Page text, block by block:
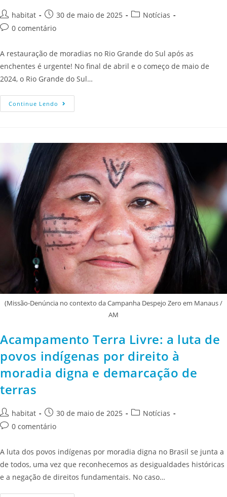
habitat 30 de maio de 2025
Notícias
0 comentário
A restauração de moradias no Rio Grande do Sul após as
enchentes é urgente! No final de abril e o começo de maio de
2024, o Rio Grande do Sul…
Continue Lendo
(Missão-Denúncia no contexto da Campanha Despejo Zero em Manaus /
AM
Acampamento Terra Livre: a luta de
povos indígenas por direito à
moradia digna e demarcação de
terras
habitat 30 de maio de 2025
Notícias
0 comentário
A luta dos povos indígenas por moradia digna no Brasil se junta a
de todos, uma vez que reconhecemos as desigualdades históricas
e a negação de direitos fundamentais. No caso…